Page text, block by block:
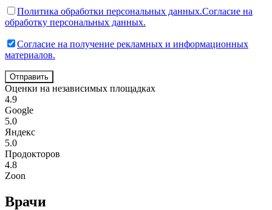
Политика обработки персональных данных.Согласие на
обработку персональных данных.
Согласие на получение рекламных и информационных
материалов.
Отправить
Оценки на независимых площадках
4.9
Google
5.0
Яндекс
5.0
Продокторов
4.8
Zoon
Врачи